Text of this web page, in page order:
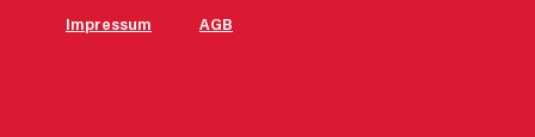
Impressum AGB